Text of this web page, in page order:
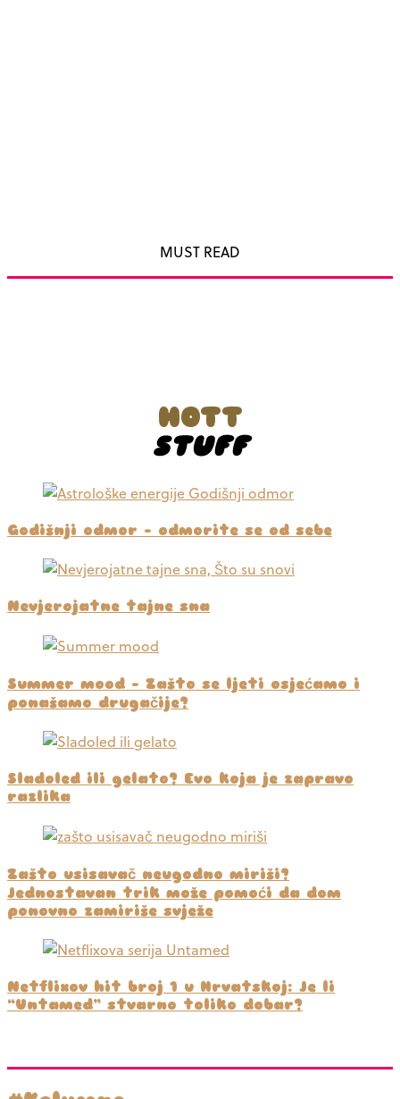
MUST READ
HOTT
STUFF
Godišnji odmor – odmorite se od sebe
Nevjerojatne tajne sna
Summer mood – Zašto se ljeti osjećamo i
ponašamo drugačije?
Sladoled ili gelato? Evo koja je zapravo
razlika
Zašto usisavač neugodno miriši?
Jednostavan trik može pomoći da dom
ponovno zamiriše svježe
Netflixov hit broj 1 u Hrvatskoj: Je li
“Untamed” stvarno toliko dobar?